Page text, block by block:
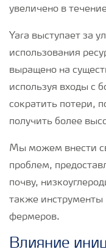
увеличено в
Yara выступает за
использования
выращено на
используя входы с
сократить потери,
получить более
Мы можем внести
проблем,
почву,
также инструменты
фермеров.
Влияние